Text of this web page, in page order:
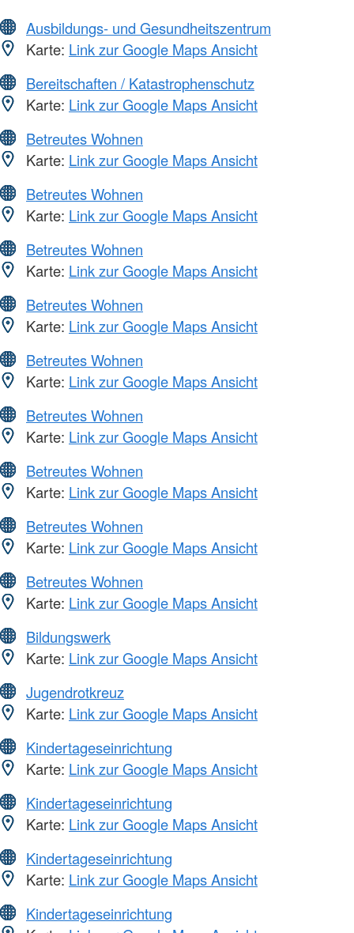
Ausbildungs- und Gesundheitszentrum
Karte: Link zur Google Maps Ansicht
Bereitschaften / Katastrophenschutz
Karte: Link zur Google Maps Ansicht
Betreutes Wohnen
Karte: Link zur Google Maps Ansicht
Betreutes Wohnen
Karte: Link zur Google Maps Ansicht
Betreutes Wohnen
Karte: Link zur Google Maps Ansicht
Betreutes Wohnen
Karte: Link zur Google Maps Ansicht
Betreutes Wohnen
Karte: Link zur Google Maps Ansicht
Betreutes Wohnen
Karte: Link zur Google Maps Ansicht
Betreutes Wohnen
Karte: Link zur Google Maps Ansicht
Betreutes Wohnen
Karte: Link zur Google Maps Ansicht
Betreutes Wohnen
Karte: Link zur Google Maps Ansicht
Bildungswerk
Karte: Link zur Google Maps Ansicht
Jugendrotkreuz
Karte: Link zur Google Maps Ansicht
Kindertageseinrichtung
Karte: Link zur Google Maps Ansicht
Kindertageseinrichtung
Karte: Link zur Google Maps Ansicht
Kindertageseinrichtung
Karte: Link zur Google Maps Ansicht
Kindertageseinrichtung